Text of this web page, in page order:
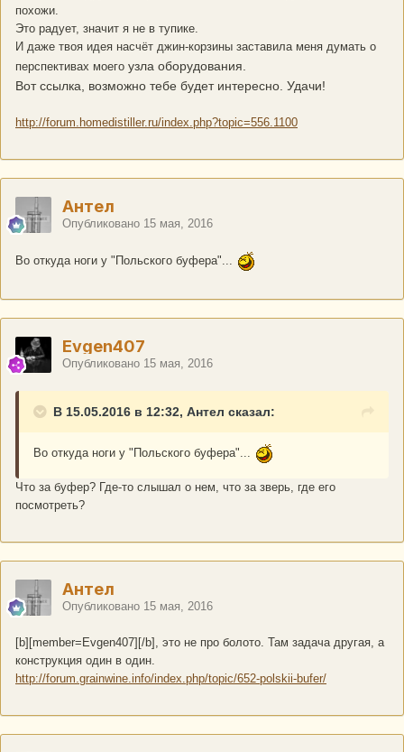
похожи.
Это радует, значит я не в тупике.
И даже твоя идея насчёт джин-корзины заставила меня думать о
перспективах моего узла оборудования.
Вот ссылка, возможно тебе будет интересно. Удачи!
http://forum.homedistiller.ru/index.php?topic=556.1100
Антел
Опубликовано 15 мая, 2016
Во откуда ноги у "Польского буфера"...
Evgen407
Опубликовано 15 мая, 2016
В 15.05.2016 в 12:32, Антел сказал:
Во откуда ноги у "Польского буфера"...
Что за буфер? Где-то слышал о нем, что за зверь, где его
посмотреть?
Антел
Опубликовано 15 мая, 2016
[b][member=Evgen407][/b], это не про болото. Там задача другая, а
конструкция один в один.
http://forum.grainwine.info/index.php/topic/652-polskii-bufer/